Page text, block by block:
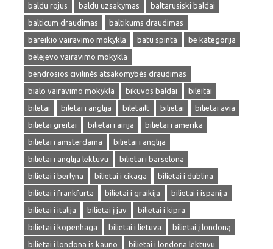
baldu rojus
baldu uzsakymas
baltarusiski baldai
balticum draudimas
baltikums draudimas
bareikio vairavimo mokykla
batu spinta
be kategorija
belejevo vairavimo mokykla
bendrosios civilinės atsakomybės draudimas
bialo vairavimo mokykla
bikuvos baldai
bileitai
biletai
biletai i anglija biletailt bilietai
bilietai avia
bilietai greitai
bilietai i airija
bilietai i amerika
bilietai i amsterdama
bilietai i anglija
bilietai i anglija lektuvu
bilietai i barselona
bilietai i berlyna
bilietai i cikaga
bilietai i dublina
bilietai i frankfurta
bilietai i graikija
bilietai i ispanija
bilietai i italija
bilietai į jav
bilietai i kipra
bilietai i kopenhaga
bilietai i lietuva
bilietai į londoną
bilietai i londona is kauno
bilietai i londona lektuvu